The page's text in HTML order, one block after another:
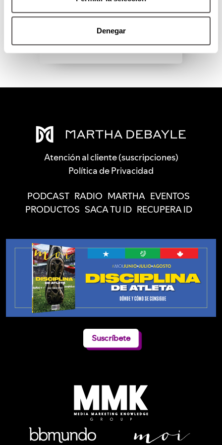
Denegar
SEGUIR LEYENDO
Atención al cliente (suscripciones)
Política de Privacidad
PODCAST RADIO MARTHA EVENTOS
PRODUCTOS SACA TU ID RECUPERA ID
Suscríbete